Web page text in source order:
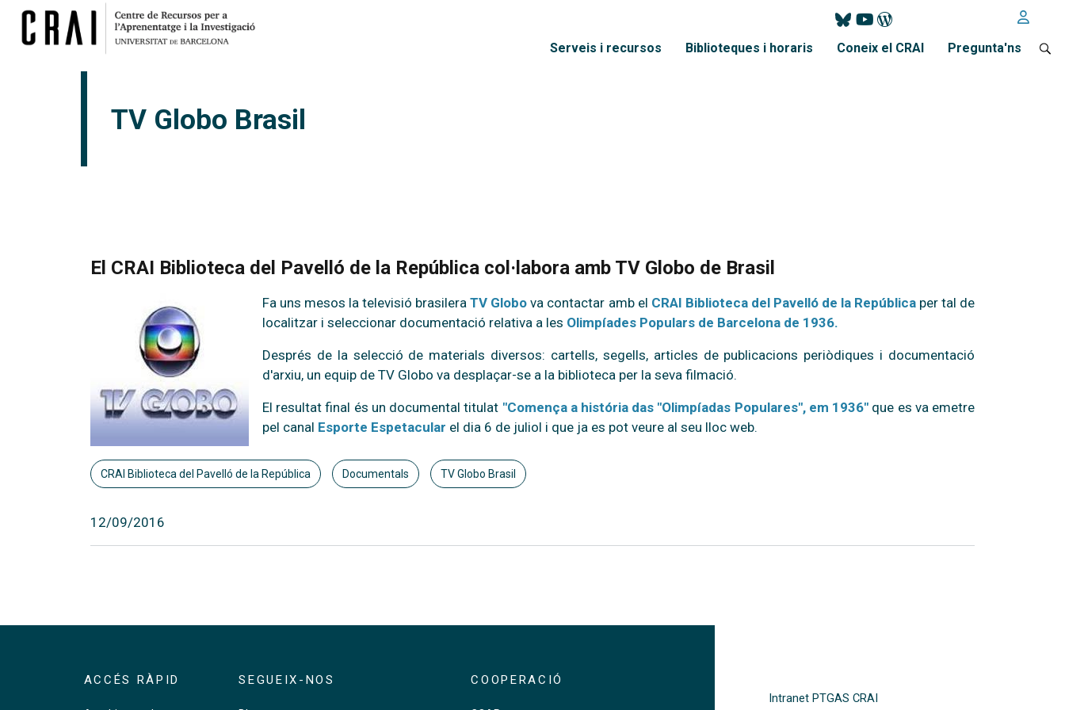
Menú principal
Serveis i recursos Biblioteques i horaris Coneix el CRAI Pregunta'ns
TV Globo Brasil
El CRAI Biblioteca del Pavelló de la República col·labora amb TV Globo de Brasil
Fa uns mesos la televisió brasileraTV Globo va contactar amb el CRAI Biblioteca del Pavelló de la Repúblicaper tal de
localitzar i seleccionar documentació relativa a les Olimpíades Populars de Barcelona de 1936.
Després de la selecció de materials diversos: cartells, segells, articles de publicacions periòdiques i documentació
d'arxiu, un equip de TV Globo va desplaçar-se a la biblioteca per la seva filmació.
El resultat final és un documental titulat "Comença a história das "Olimpíadas Populares", em 1936" que es va emetre
pel canal Esporte Espetacular el dia 6 de juliol i que ja es pot veure al seu lloc web.
CRAI Biblioteca del Pavelló de la República Documentals TV Globo Brasil
12/09/2016
ACCÉS RÀPID SEGUEIX-NOS COOPERACIÓ
Intranet PTGAS CRAI